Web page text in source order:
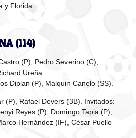
y Florida:
(114)
(P), Pedro Severino (C),
Ureña
Diplan (P), Malquin Canelo (SS).
(P), Rafael Devers (3B). Invitados:
Reyes (P), Domingo Tapia (P),
Hernández (IF), César Puello